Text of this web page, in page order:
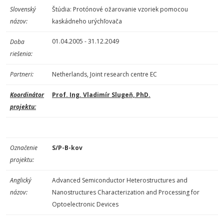
Slovenský
názov:
Štúdia: Protónové ožarovanie vzoriek pomocou
kaskádneho urýchľovača
Doba
riešenia:
01.04.2005 - 31.12.2049
Partneri: Netherlands, Joint research centre EC
Koordinátor
projektu:
Prof. Ing. Vladimír Slugeň, PhD.
Označenie
projektu:
S/P-B-kov
Anglický
názov:
Advanced Semiconductor Heterostructures and
Nanostructures Characterization and Processing for
Optoelectronic Devices